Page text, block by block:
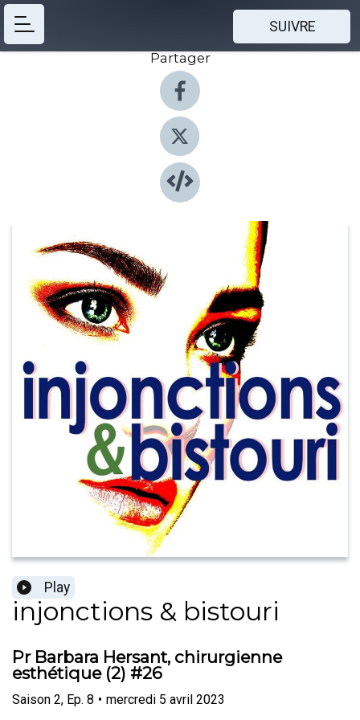
SUIVRE
Partager
Play
injonctions & bistouri
Pr Barbara Hersant, chirurgienne
esthétique (2) #26
Saison 2, Ep. 8 • mercredi 5 avril 2023